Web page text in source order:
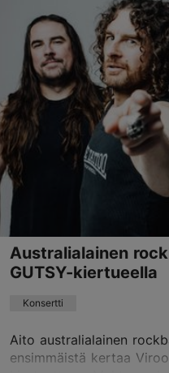
Eri paikat
Vabaduse väljak 9,
Muu
22.08.2026 -
+372 511 4077
Australialainen
GUTSY-kiertueella
Konsertti
Aito australialainen
ensimmäistä kertaa